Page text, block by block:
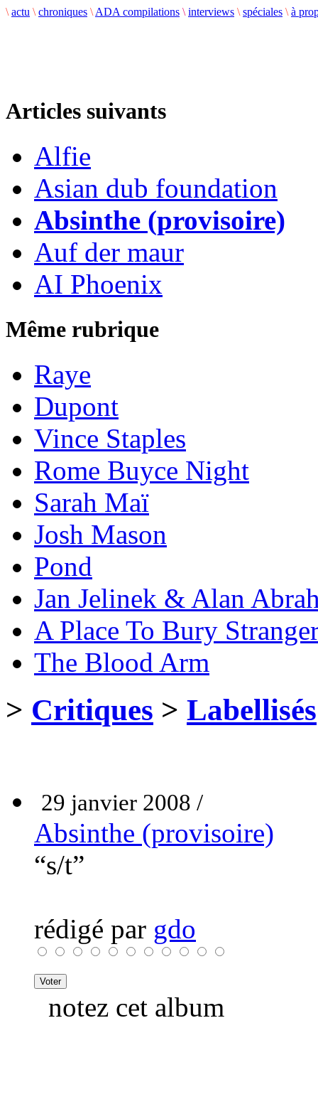
\ actu \ chroniques \ ADA compilations \ interviews \ spéciales \ à
Articles suivants
Alfie
Asian dub foundation
Absinthe (provisoire)
Auf der maur
AI Phoenix
Même rubrique
Raye
Dupont
Vince Staples
Rome Buyce Night
Sarah Maï
Josh Mason
Pond
Jan Jelinek & Alan
A Place To Bury
The Blood Arm
> Critiques > Labellisés
29 janvier 2008 /
Absinthe (provisoire)
“s/t”
rédigé par gdo
notez cet album